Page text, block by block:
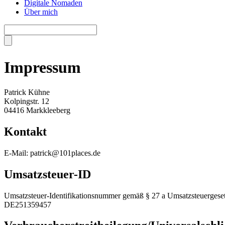
Digitale Nomaden
Über mich
Impressum
Patrick Kühne
Kolpingstr. 12
04416 Markkleeberg
Kontakt
E-Mail: patrick@101places.de
Umsatzsteuer-ID
Umsatzsteuer-Identifikationsnummer gemäß § 27 a
DE251359457